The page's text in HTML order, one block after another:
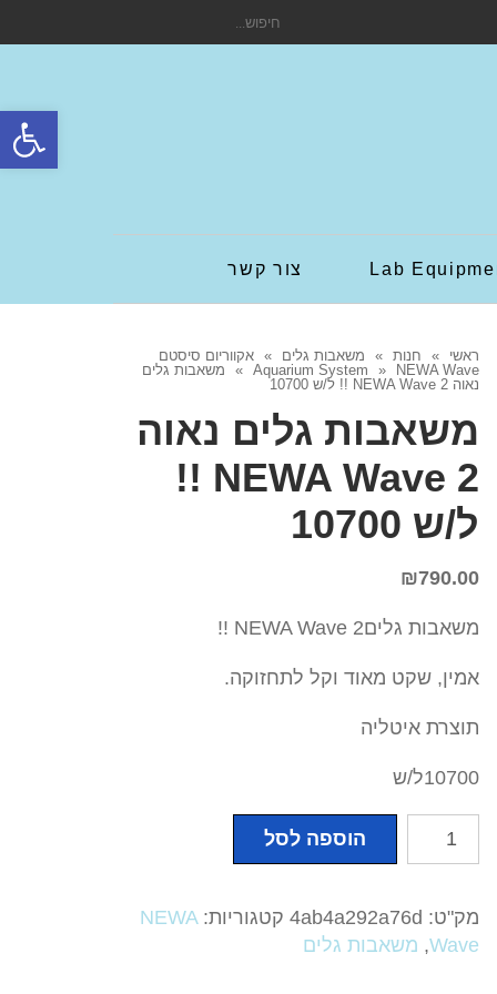
פתח
חיפוש
Lab צור קשר
ראשי » חנות » משאבות גלים » אקווריום סיסטם
Aquarium System
» NEWA Wave
»
משאבות גלים
נאוה NEWA Wave 2 !! ל/ש 10700
משאבות גלים נאוה
NEWA Wave 2 !!
ל/ש 10700
₪790.00
משאבות גליםNEWA Wave 2 !!
אמין, שקט מאוד וקל לתחזוקה.
תוצרת איטליה
10700ל/ש
כמות
גלים
נאוה
הוספה לסל
מק"ט: 4ab4a292a76d קטגוריות:NEWA
Wave
, משאבות גלים